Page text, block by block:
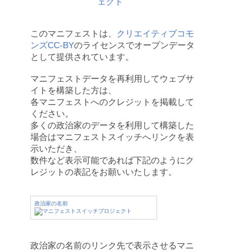
このマニフェストは、
クリエイティブコモ
ンズCC-BYのライセンスでオープンデータ
として提供されています。
マニフェストデータを再利用してウェブサ
イトを構築した方は、
各マニフェストへのクレジットを掲載して
ください。
多くの政治家のデータを利用して構築した
場合はマニフェストスイッチへリンクを表
示いただき、
数件など表示可能であれば下記のようにク
レジットの表記をお願いいたします。
政治家の名前
政治家の名前のリンク先で表示させるマニ